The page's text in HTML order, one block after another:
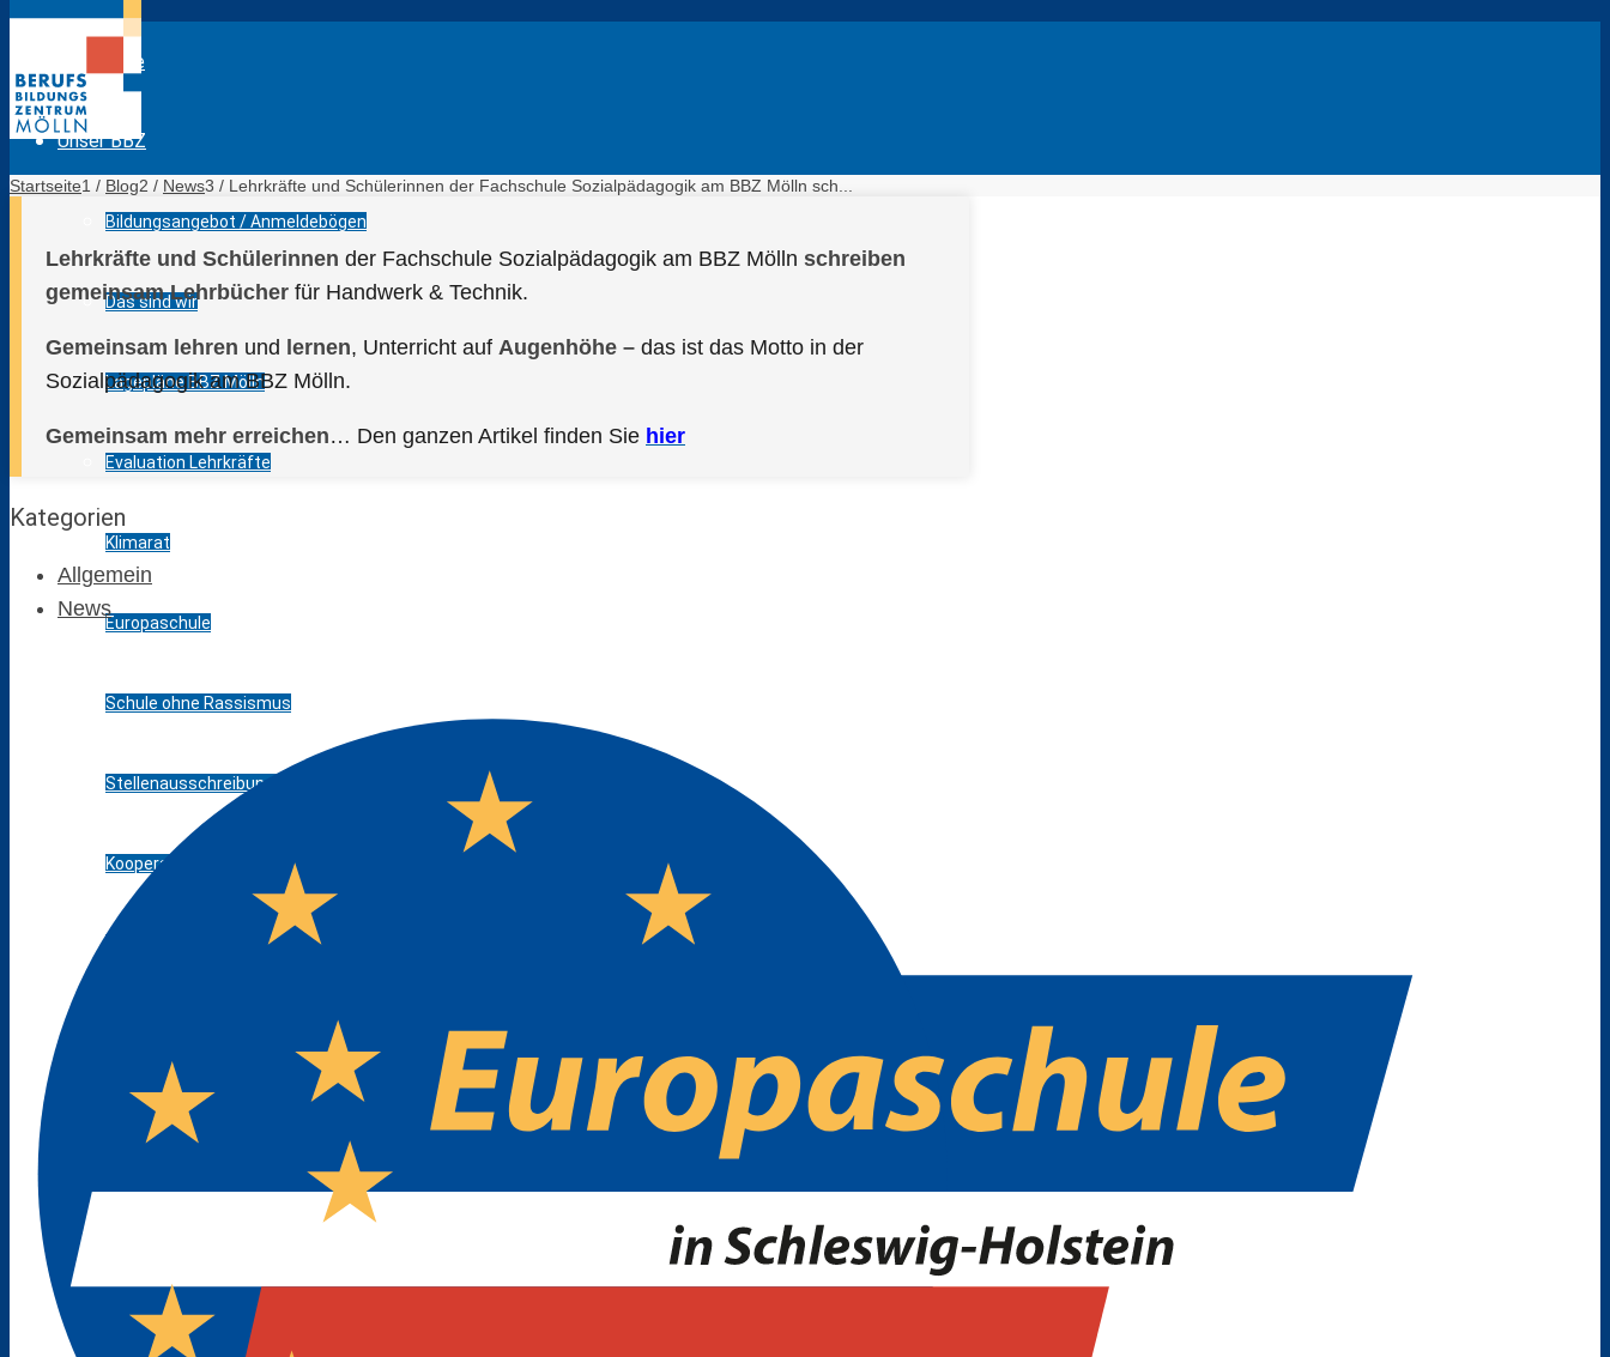
Startseite
Unser BBZ
Bildungsangebot / Anmeldebögen
Das sind wir
Lagepläne BBZ Mölln
Evaluation Lehrkräfte
Klimarat
Europaschule
Schule ohne Rassismus
Stellenausschreibungen
Kooperationen
Pressespiegel
Standorte
Startseite1 / Blog2 / News3 / Lehrkräfte und Schülerinnen der Fachschule Sozialpädagogik am BBZ Mölln sch...
Lehrkräfte und Schülerinnen der Fachschule Sozialpädagogik am BBZ Mölln schreiben
gemeinsam Lehrbücher für Handwerk & Technik.
Gemeinsam lehren und lernen, Unterricht auf Augenhöhe – das ist das Motto in der
Sozialpädagogik am BBZ Mölln.
Gemeinsam mehr erreichen… Den ganzen Artikel finden Sie hier
Kategorien
Allgemein
News